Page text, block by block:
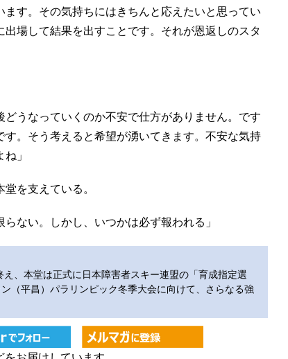
す。その気持ちにはきちんと応えたいと思ってい
場して結果を出すことです。それが恩返しのスタ
うなっていくのか不安で仕方がありません。です
。そう考えると希望が湧いてきます。不安な気持
」
を支えている。
ない。しかし、いつかは必ず報われる」
、本堂は正式に日本障害者スキー連盟の「育成指定選
（平昌）パラリンピック冬季大会に向けて、さらなる強